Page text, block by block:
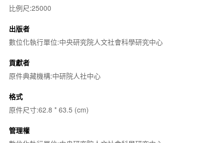
比例尺:25000
出版者
數位化執行單位:中央研究院人文社會科學研究中心
貢獻者
原件典藏機構:中研院人社中心
格式
原件尺寸:62.8 * 63.5 (cm)
管理權